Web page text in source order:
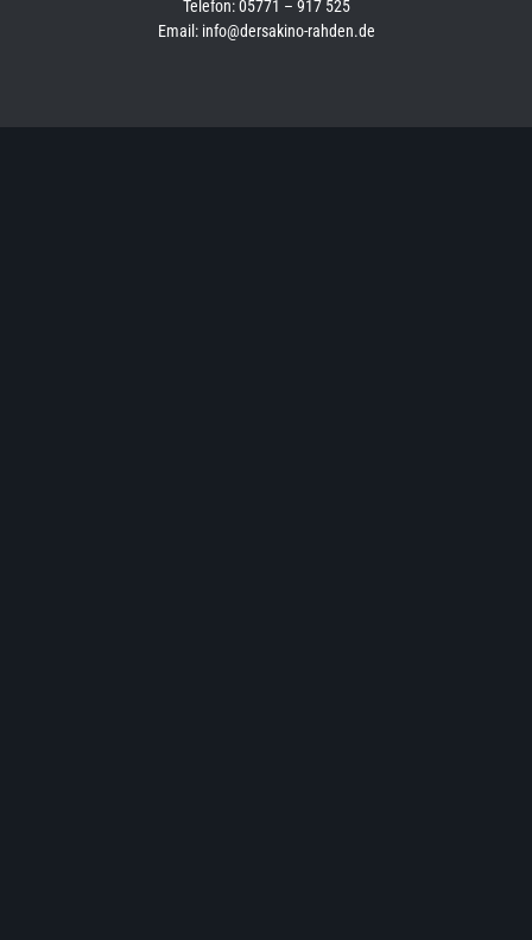
Telefon: 05771 – 917 525
Email: info@dersakino-rahden.de